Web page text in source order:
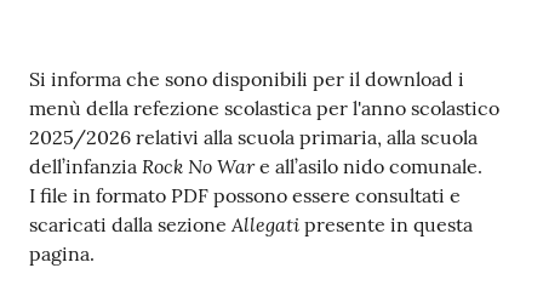
Contenuto
Si informa che sono disponibili per il download i
menù della refezione scolastica per l'anno scolastico
2025/2026 relativi alla scuola primaria, alla scuola
dell’infanzia Rock No Ware all’asilo nido comunale.
I file in formato PDF possono essere consultati e
scaricati dalla sezioneAllegati presente in questa
pagina.